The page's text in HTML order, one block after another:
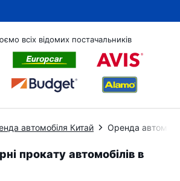
всіх відомих постачальників
автомобіля Китай Оренда
прокату автомобілів в